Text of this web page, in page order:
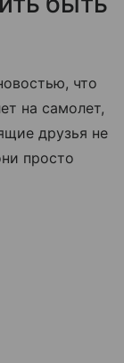
что
на самолет,
друзья не
просто